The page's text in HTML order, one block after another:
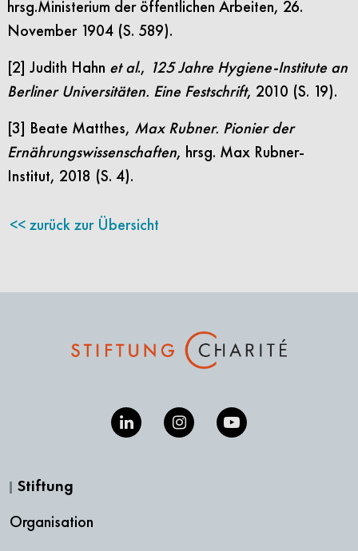
hrsg.Ministerium der öffentlichen Arbeiten, 26.
November 1904 (S. 589).
[2] Judith Hahn et al., 125 Jahre Hygiene-Institute an
Berliner Universitäten. Eine Festschrift, 2010 (S. 19).
[3] Beate Matthes, Max Rubner. Pionier der
Ernährungswissenschaften, hrsg. Max Rubner-
Institut, 2018 (S. 4).
zurück zur Übersicht
Stiftung
Organisation